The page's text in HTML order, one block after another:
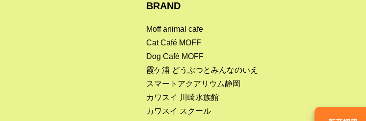
BRAND
Moff animal cafe
Cat Café MOFF
Dog Café MOFF
霞ケ浦 どうぶつとみんなのいえ
スマートアクアリウム静岡
カワスイ 川崎水族館
カワスイ スクール